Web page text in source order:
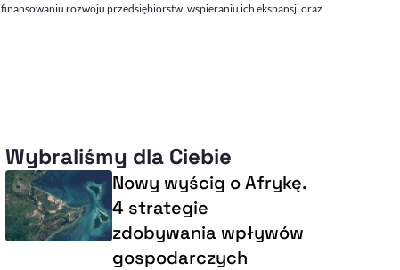
rozwoju przedsiębiorstw, wspieraniu ich ekspansji oraz
Wybraliśmy dla Ciebie
Nowy wyścig o Afrykę.
4 strategie
zdobywania wpływów
gospodarczych